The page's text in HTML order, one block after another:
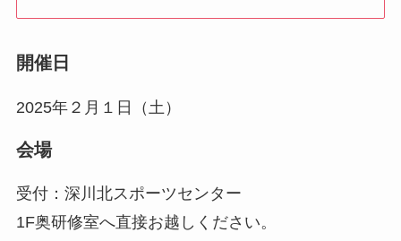
開催日
2025年２月１日（土）
会場
受付：深川北スポーツセンター
1F奥研修室へ直接お越しください。